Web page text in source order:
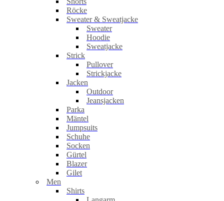
Röcke
Sweater & Sweatjacke
Sweater
Hoodie
Sweatjacke
Strick
Pullover
Strickjacke
Jacken
Outdoor
Jeansjacken
Parka
Mäntel
Jumpsuits
Schuhe
Socken
Gürtel
Blazer
Gilet
Men
Shirts